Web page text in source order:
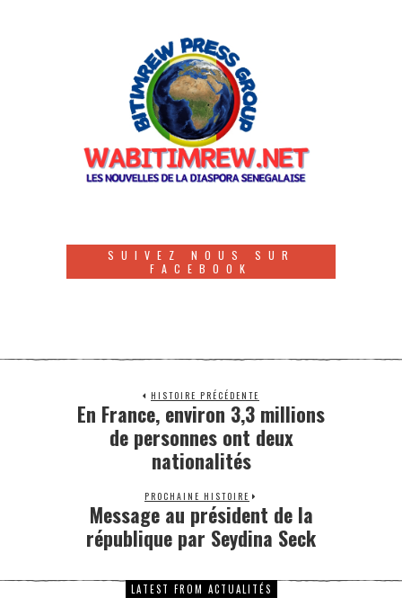
SUIVEZ NOUS SUR
FACEBOOK
HISTOIRE PRÉCÉDENTE
En France, environ 3,3 millions
de personnes ont deux
nationalités
PROCHAINE HISTOIRE
Message au président de la
république par Seydina Seck
LATEST FROM ACTUALITÉS